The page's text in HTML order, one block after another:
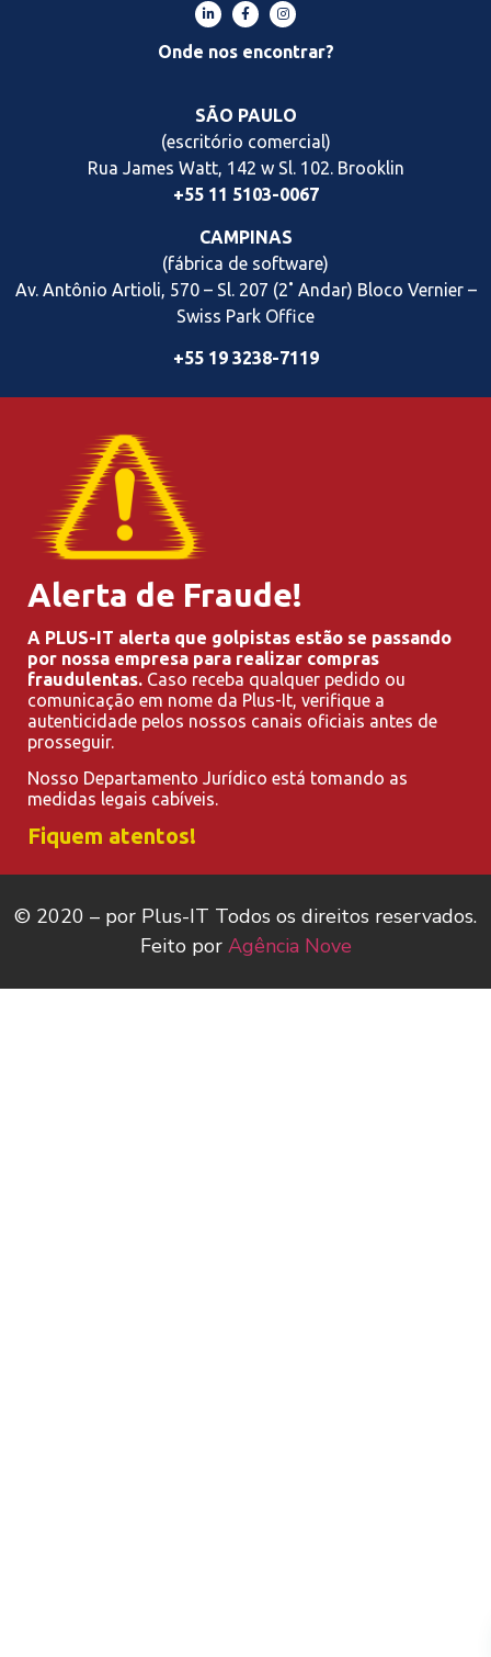
Onde nos encontrar?
SÃO PAULO
(escritório comercial)
Rua James Watt, 142 w Sl. 102. Brooklin
+55 11 5103-0067
CAMPINAS
(fábrica de software)
Av. Antônio Artioli, 570 – Sl. 207 (2˚ Andar) Bloco Vernier –
Swiss Park Office
+55 19 3238-7119
Alerta de Fraude!
A PLUS-IT alerta que golpistas estão se passando
por nossa empresa para realizar compras
fraudulentas. Caso receba qualquer pedido ou
comunicação em nome da Plus-It, verifique a
autenticidade pelos nossos canais oficiais antes de
prosseguir.
Nosso Departamento Jurídico está tomando as
medidas legais cabíveis.
Fiquem atentos!
© 2020 – por Plus-IT Todos os direitos reservados.
Feito por Agência Nove